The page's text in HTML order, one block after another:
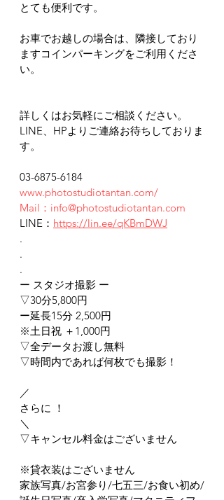
とても便利です。
お車でお越しの場合は、隣接しており
ますコインパーキングをご利用くださ
い。
詳しくはお気軽にご相談ください。
LINE、HPよりご連絡お待ちしておりま
す。
03-6875-6184
www.photostudiotantan.com/
Mail：info@photostudiotantan.com
LINE： https://lin.ee/qKBmDWJ
.
.
.
ー スタジオ撮影 ー
▽30分5,800円
ー延長15分 2,500円
※土日祝 ＋1,000円
▽全データお渡し無料
▽時間内であれば何枚でも撮影！
／
さらに ！
＼
▽キャンセル料金はございません
※貸衣装はございません
家族写真/お宮参り/七五三/お食い初め/